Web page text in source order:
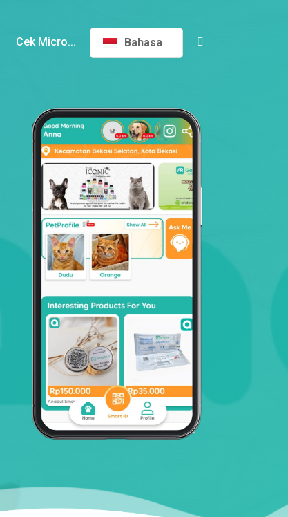
Cek Micro... Bahasa